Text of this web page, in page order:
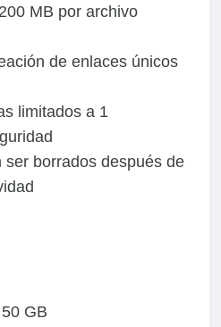
MB por archivo
de enlaces únicos
limitados a 1
ser borrados después de
GB